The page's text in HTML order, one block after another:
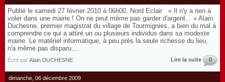
Publié le samedi 27 février 2010 à 06h00, Nord Eclair « Il n'y a rien à
voler dans une mairie ! On ne peut même pas garder d'argent... » Alain
Duchesne, premier magistrat du village de Tourmignies, a bien du mal à
comprendre ce qui a attiré un ou plusieurs individus dans sa modeste
mairie. Le matériel informatique, à peu près la seule richesse du lieu,
n'a même pas disparu....
Écrit parAlain DUCHESNE Lire la suite 0
dimanche, 06 décembre 2009